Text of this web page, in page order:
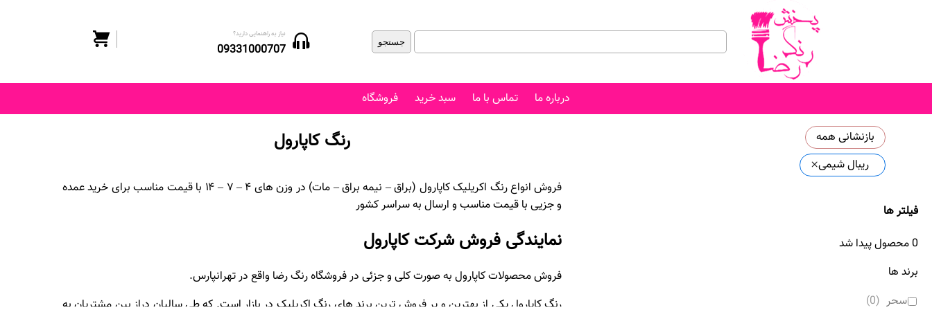
برای:
نیاز به راهنمایی دارید؟
09331000707
درباره ما تماس با ما سبد خرید فروشگاه
بازنشانی همه
ریبال شیمی×
فیلتر ها
0محصول پیدا شد
برند ها
سحر (
0
)
رنگ کاپارول
فروش انواع رنگ اکریلیک کاپارول (براق – نیمه براق – مات) در وزن های ۴ – ۷ – ۱۴ با قیمت مناسب برای خرید عمده
و جزیی با قیمت مناسب و ارسال به سراسر کشور
نمایندگی فروش شرکت کاپارول
فروش محصولات کاپارول به صورت کلی و جزئی در فروشگاه رنگ رضا واقع در تهرانپارس.
رنگ کاپارول یکی از بهترین و پر فروش ترین برند های رنگ اکریلیک در بازار است. که طی سالیان دراز بین مشتریان به